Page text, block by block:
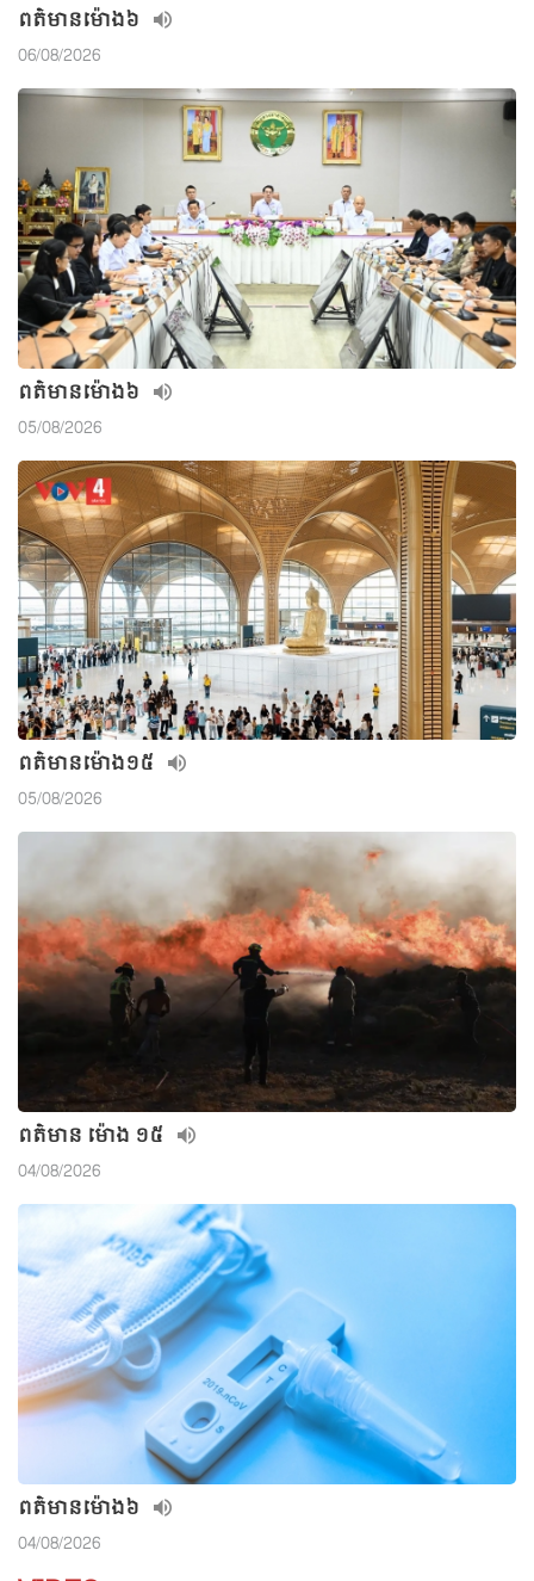
ពត៌មាន​ម៉ោង៦
06/08/2026
ពត៌មាន​ម៉ោង៦
05/08/2026
ពត៌មាន​ម៉ោង១៥
05/08/2026
ពត៌មាន ម៉ោង ១៥
04/08/2026
ពត៌មាន​ម៉ោង៦
04/08/2026